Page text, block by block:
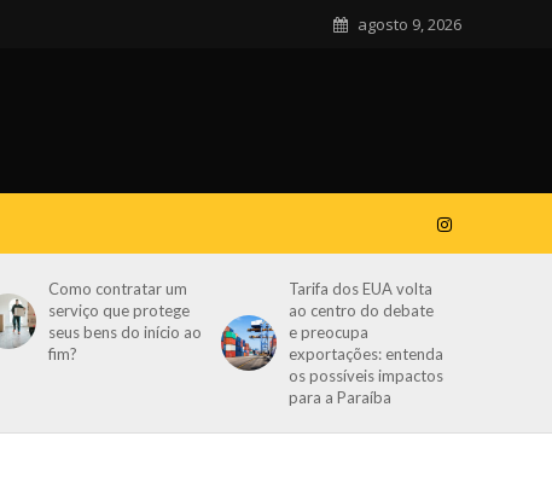
agosto 9, 2026
Como contratar um
serviço que protege
seus bens do início ao
fim?
Tarifa dos EUA volta
ao centro do debate
e preocupa
exportações: entenda
os possíveis impactos
para a Paraíba